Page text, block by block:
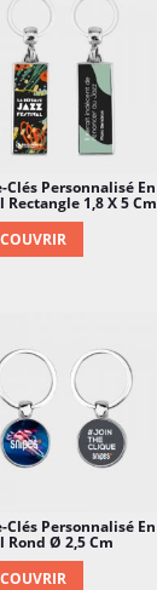
Clés Personnalisé En
Rectangle 1,8 X 5 Cm
Clés Personnalisé En
Rond Ø 2,5 Cm